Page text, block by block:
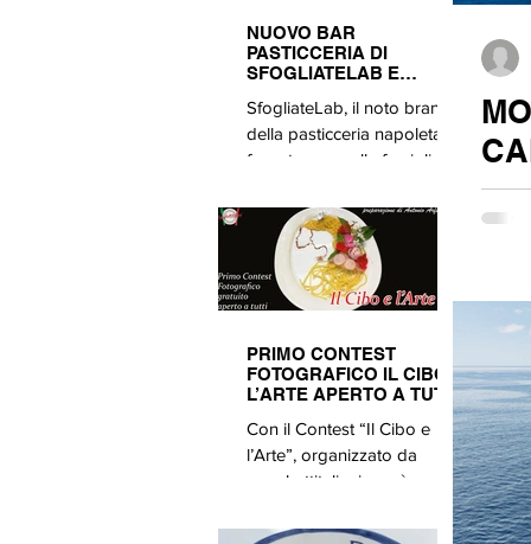
NUOVO BAR
PASTICCERIA DI
SFOGLIATELAB E
MOKATIRAMISU
SfogliateLab, il noto brand
della pasticceria napoletana
facente capo alla famiglia
una nuova apertura
mercoledì
PRIMO CONTEST
FOTOGRAFICO IL CIBO E
L’ARTE APERTO A TUTTI
Con il Contest “Il Cibo e
l’Arte”, organizzato da
spaghettitaliani, verrà
fotografia, scelta da una
TV,